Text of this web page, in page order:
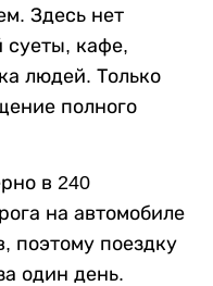
Здесь нет
суеты, кафе,
людей. Только
полного
в 240
на автомобиле
поэтому поездку
один день.